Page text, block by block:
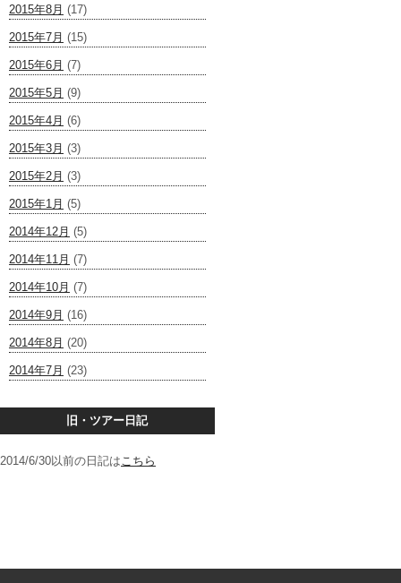
2015年8月 (17)
2015年7月 (15)
2015年6月 (7)
2015年5月 (9)
2015年4月 (6)
2015年3月 (3)
2015年2月 (3)
2015年1月 (5)
2014年12月 (5)
2014年11月 (7)
2014年10月 (7)
2014年9月 (16)
2014年8月 (20)
2014年7月 (23)
旧・ツアー日記
2014/6/30以前の日記はこちら